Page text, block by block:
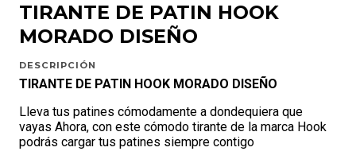
TIRANTE DE PATIN HOOK
MORADO DISEÑO
DESCRIPCIÓN
TIRANTE DE PATIN HOOK MORADO DISEÑO
Lleva tus patines cómodamente a dondequiera que
vayas Ahora, con este cómodo tirante de la marca Hook
podrás cargar tus patines siempre contigo